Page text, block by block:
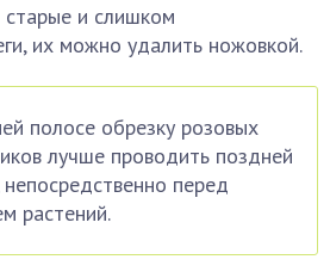
и слишком
их можно удалить ножовкой.
полосе обрезку розовых
лучше проводить поздней
перед
растений.